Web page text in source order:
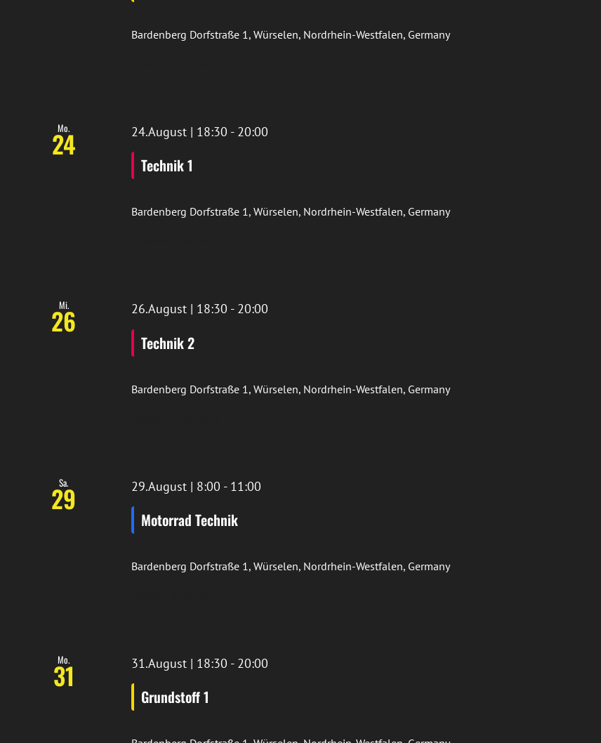
Bardenberg Dorfstraße 1, Würselen, Nordrhein-Westfalen, Germany
Mo.
24
Technik 1
24.August | 18:30 - 20:00
Bardenberg Dorfstraße 1, Würselen, Nordrhein-Westfalen, Germany
Mi.
26
Technik 2
26.August | 18:30 - 20:00
Bardenberg Dorfstraße 1, Würselen, Nordrhein-Westfalen, Germany
Sa.
29
Motorrad Technik
29.August | 8:00 - 11:00
Bardenberg Dorfstraße 1, Würselen, Nordrhein-Westfalen, Germany
Mo.
31
Grundstoff 1
31.August | 18:30 - 20:00